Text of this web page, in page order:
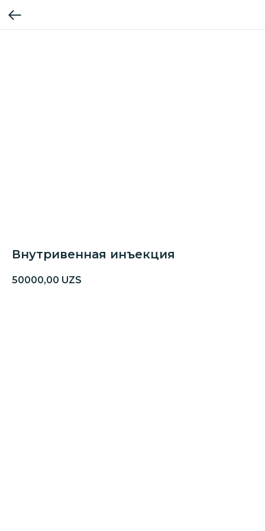
Внутривенная инъекция
50000,00 UZS